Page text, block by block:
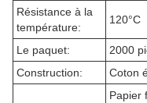
Résistance à la
température:
120°C
Le paquet:
2000
Construction:
Coton
Papier